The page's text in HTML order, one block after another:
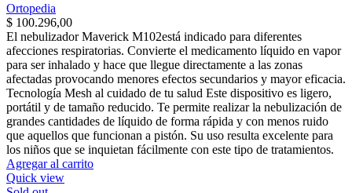
Ortopedia
$ 100.296,00
El nebulizador Maverick M102está indicado para diferentes
afecciones respiratorias. Convierte el medicamento líquido en vapor
para ser inhalado y hace que llegue directamente a las zonas
afectadas provocando menores efectos secundarios y mayor eficacia.
Tecnología Mesh al cuidado de tu salud Este dispositivo es ligero,
portátil y de tamaño reducido. Te permite realizar la nebulización de
grandes cantidades de líquido de forma rápida y con menos ruido
que aquellos que funcionan a pistón. Su uso resulta excelente para
los niños que se inquietan fácilmente con este tipo de tratamientos.
Agregar al carrito
Quick view